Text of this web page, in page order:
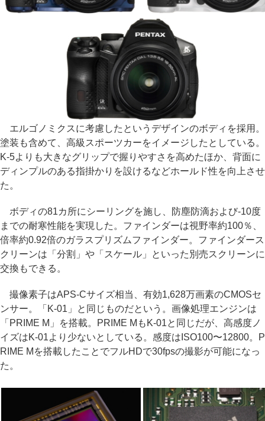
エルゴノミクスに考慮したというデザインのボディを採用。
塗装も含めて、高級スポーツカーをイメージしたとしている。
K-5よりも大きなグリップで握りやすさを高めたほか、背面に
ディンプルのある指掛かりを設けるなどホールド性を向上させ
た。
ボディの81カ所にシーリングを施し、防塵防滴および-10度
までの耐寒性能を実現した。ファインダーは視野率約100％、
倍率約0.92倍のガラスプリズムファインダー。ファインダース
クリーンは「分割」や「スケール」といった別売スクリーンに
交換もできる。
撮像素子はAPS-Cサイズ相当、有効1,628万画素のCMOSセ
ンサー。「K-01」と同じものだという。画像処理エンジンは
「PRIME M」を搭載。PRIME MもK-01と同じだが、高感度ノ
イズはK-01より少ないとしている。感度はISO100〜12800。P
RIME Mを搭載したことでフルHDで30fpsの撮影が可能になっ
た。